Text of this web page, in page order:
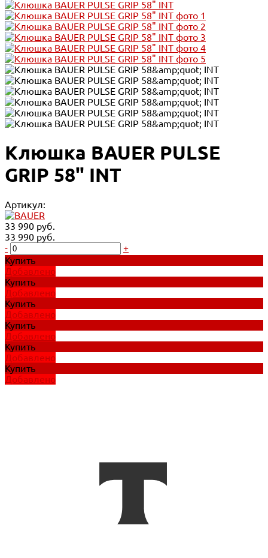
Клюшка BAUER PULSE
GRIP 58" INT
Артикул:
33 990 руб.
33 990 руб.
-
+
Купить
Добавлено
Купить
Добавлено
Купить
Добавлено
Купить
Добавлено
Купить
Добавлено
Купить
Добавлено